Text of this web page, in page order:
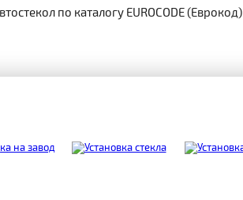
по каталогу EUROCODE (Еврокод)